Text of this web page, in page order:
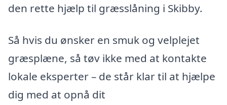
den rette hjælp til græsslåning i Skibby.
Så hvis du ønsker en smuk og velplejet
græsplæne, så tøv ikke med at kontakte
lokale eksperter – de står klar til at hjælpe
dig med at opnå dit